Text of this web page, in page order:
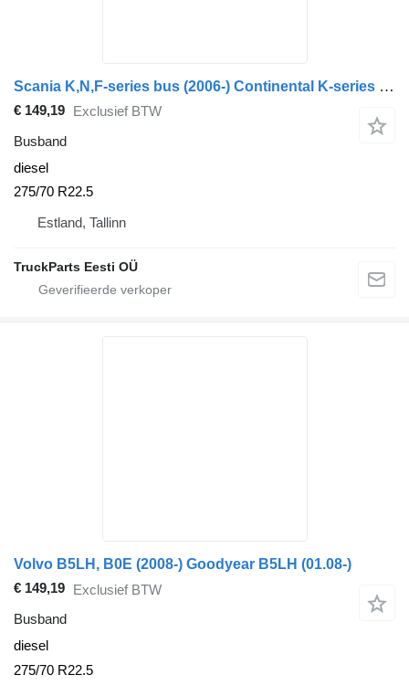
Scania K,N,F-series bus (2006-) Continental K-series (01.06-)
€ 149,19 Exclusief BTW
Busband
diesel
275/70 R22.5
Estland, Tallinn
TruckParts Eesti OÜ
Volvo B5LH, B0E (2008-) Goodyear B5LH (01.08-)
€ 149,19 Exclusief BTW
Busband
diesel
275/70 R22.5